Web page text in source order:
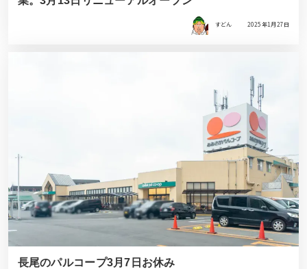
すどん 2025年1月27日
長尾のパルコープ3月7日お休み